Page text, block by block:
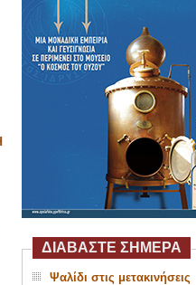
ΔΙΑΒΑΣΤΕ ΣΗΜΕΡΑ
Ψαλίδι στις μετακινήσεις